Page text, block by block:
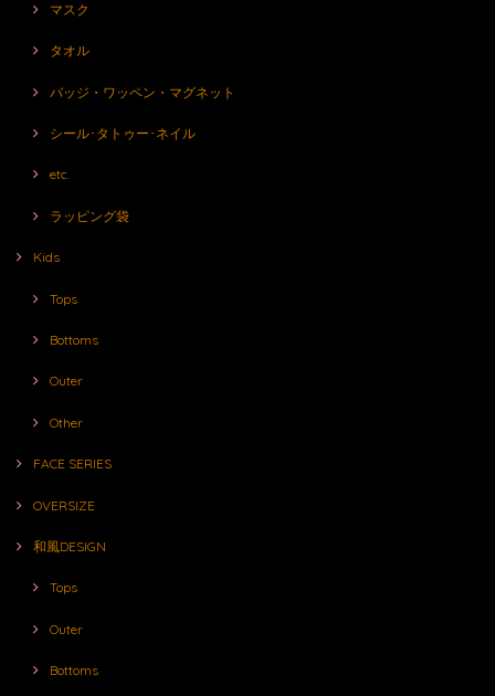
マスク
タオル
バッジ・ワッペン・マグネット
シール･タトゥー･ネイル
etc.
ラッピング袋
Kids
Tops
Bottoms
Outer
Other
FACE SERIES
OVERSIZE
和風DESIGN
Tops
Outer
Bottoms